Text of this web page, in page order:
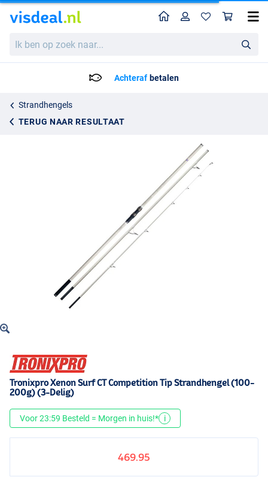
ben
HomeProfiel
Achteraf betalen
Strandhengels
TERUG NAAR RESULTAAT
Tronixpro Xenon Surf CT Competition Tip Strandhengel (100-200g) (3-Delig)
Tronixpro Xenon Surf CT Competition Tip Strandhengel (100-
200g) (3-Delig)
Voor 23:59 Besteld = Morgen in huis!* i
469.95